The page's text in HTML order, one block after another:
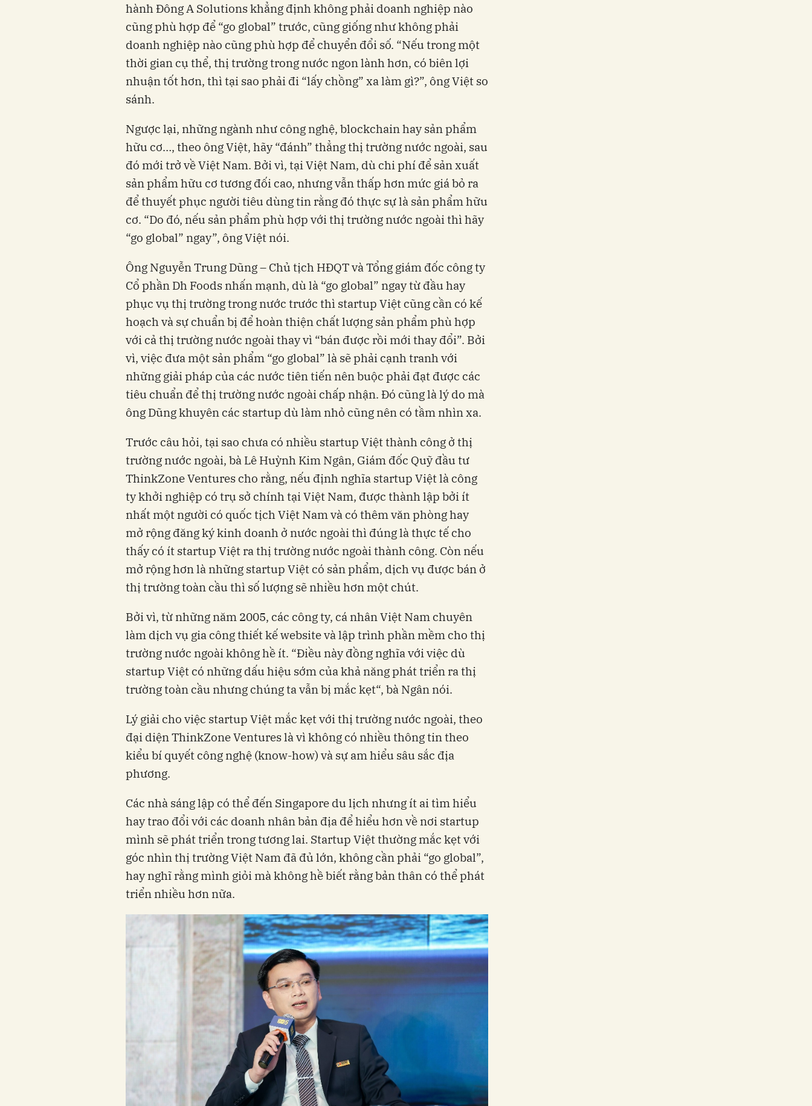
hành Đông A Solutions khẳng định không phải doanh nghiệp nào
cũng phù hợp để “go global” trước, cũng giống như không phải
doanh nghiệp nào cũng phù hợp để chuyển đổi số. “Nếu trong một
thời gian cụ thể, thị trường trong nước ngon lành hơn, có biên lợi
nhuận tốt hơn, thì tại sao phải đi “lấy chồng” xa làm gì?”, ông Việt so
sánh.
Ngược lại, những ngành như công nghệ, blockchain hay sản phẩm
hữu cơ…, theo ông Việt, hãy “đánh” thẳng thị trường nước ngoài, sau
đó mới trở về Việt Nam. Bởi vì, tại Việt Nam, dù chi phí để sản xuất
sản phẩm hữu cơ tương đối cao, nhưng vẫn thấp hơn mức giá bỏ ra
để thuyết phục người tiêu dùng tin rằng đó thực sự là sản phẩm hữu
cơ. “Do đó, nếu sản phẩm phù hợp với thị trường nước ngoài thì hãy
“go global” ngay”, ông Việt nói.
Ông Nguyễn Trung Dũng – Chủ tịch HĐQT và Tổng giám đốc công ty
Cổ phần Dh Foods nhấn mạnh, dù là “go global” ngay từ đầu hay
phục vụ thị trường trong nước trước thì startup Việt cũng cần có kế
hoạch và sự chuẩn bị để hoàn thiện chất lượng sản phẩm phù hợp
với cả thị trường nước ngoài thay vì “bán được rồi mới thay đổi”. Bởi
vì, việc đưa một sản phẩm “go global” là sẽ phải cạnh tranh với
những giải pháp của các nước tiên tiến nên buộc phải đạt được các
tiêu chuẩn để thị trường nước ngoài chấp nhận. Đó cũng là lý do mà
ông Dũng khuyên các startup dù làm nhỏ cũng nên có tầm nhìn xa.
Trước câu hỏi, tại sao chưa có nhiều startup Việt thành công ở thị
trường nước ngoài, bà Lê Huỳnh Kim Ngân, Giám đốc Quỹ đầu tư
ThinkZone Ventures cho rằng, nếu định nghĩa startup Việt là công
ty khởi nghiệp có trụ sở chính tại Việt Nam, được thành lập bởi ít
nhất một người có quốc tịch Việt Nam và có thêm văn phòng hay
mở rộng đăng ký kinh doanh ở nước ngoài thì đúng là thực tế cho
thấy có ít startup Việt ra thị trường nước ngoài thành công. Còn nếu
mở rộng hơn là những startup Việt có sản phẩm, dịch vụ được bán ở
thị trường toàn cầu thì số lượng sẽ nhiều hơn một chút.
Bởi vì, từ những năm 2005, các công ty, cá nhân Việt Nam chuyên
làm dịch vụ gia công thiết kế website và lập trình phần mềm cho thị
trường nước ngoài không hề ít. “Điều này đồng nghĩa với việc dù
startup Việt có những dấu hiệu sớm của khả năng phát triển ra thị
trường toàn cầu nhưng chúng ta vẫn bị mắc kẹt“, bà Ngân nói.
Lý giải cho việc startup Việt mắc kẹt với thị trường nước ngoài, theo
đại diện ThinkZone Ventures là vì không có nhiều thông tin theo
kiểu bí quyết công nghệ (know-how) và sự am hiểu sâu sắc địa
phương.
Các nhà sáng lập có thể đến Singapore du lịch nhưng ít ai tìm hiểu
hay trao đổi với các doanh nhân bản địa để hiểu hơn về nơi startup
mình sẽ phát triển trong tương lai. Startup Việt thường mắc kẹt với
góc nhìn thị trường Việt Nam đã đủ lớn, không cần phải “go global”,
hay nghĩ rằng mình giỏi mà không hề biết rằng bản thân có thể phát
triển nhiều hơn nữa.